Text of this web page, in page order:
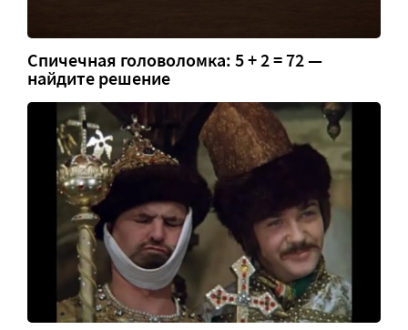
Спичечная головоломка: 5 + 2 = 72 —
найдите решение